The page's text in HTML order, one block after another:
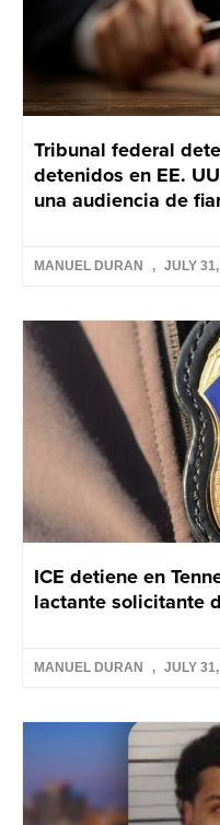
Tribunal federal
detenidos en EE.
una audiencia de
MANUEL DURAN JULY
ICE detiene en
lactante solicitante
MANUEL DURAN JULY